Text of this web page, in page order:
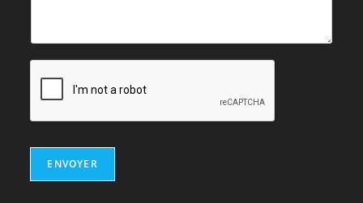
ENVOYER